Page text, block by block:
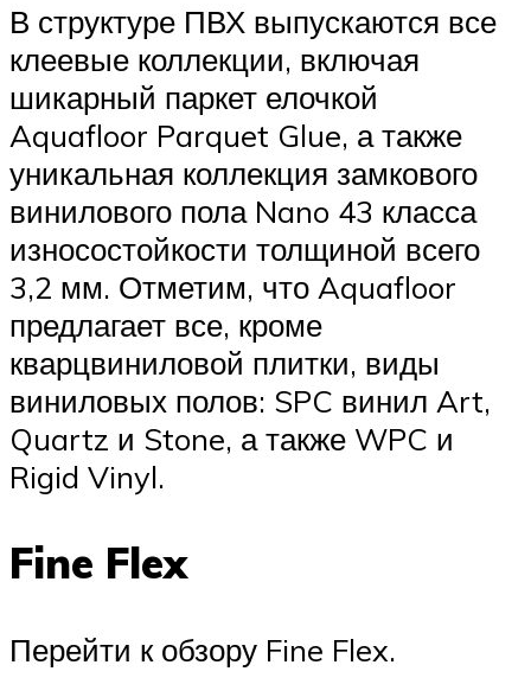
В структуре ПВХ выпускаются все
клеевые коллекции, включая
шикарный паркет елочкой
Aquafloor Parquet Glue, а также
уникальная коллекция замкового
винилового пола Nano 43 класса
износостойкости толщиной всего
3,2 мм. Отметим, что Aquafloor
предлагает все, кроме
кварцвиниловой плитки, виды
виниловых полов: SPC винил Art,
Quartz и Stone, а также WPC и
Rigid Vinyl.
Fine Flex
Перейти к обзору Fine Flex.